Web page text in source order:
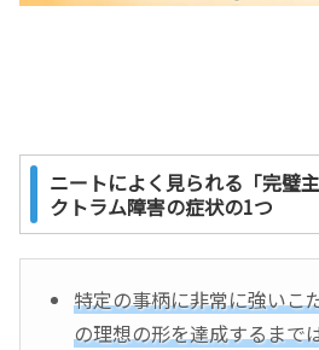
ニートによく見られる「完璧
クトラム障害の症状の1つ
特定の事柄に非常に強いこ
の理想の形を達成するまで